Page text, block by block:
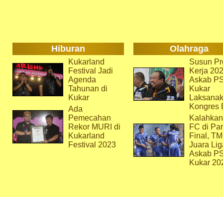
Hiburan Olahraga
Kukarland
Festival Jadi
Agenda
Tahunan di
Kukar
Ada
Pemecahan
Rekor MURI di
Kukarland
Festival 2023
Susun
Kerja
Askab
Kukar
Kongres
FC di
Final,
Juara
Askab
Kukar